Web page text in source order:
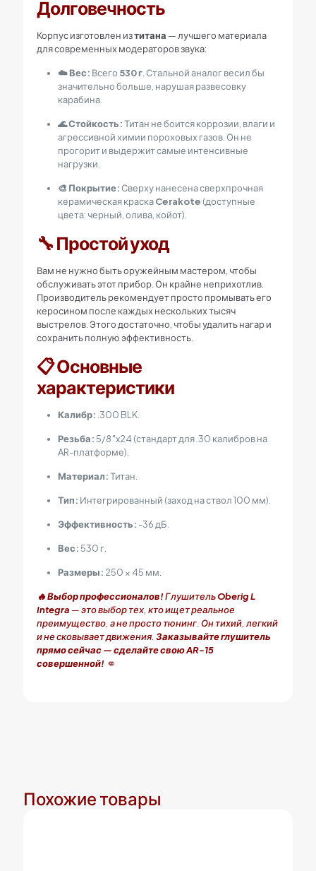
Долговечность
Корпус изготовлен изтитана — лучшего материала
для современных модераторов звука:
☁️ Вес: Всего 530 г. Стальной аналог весил бы
значительно больше, нарушая развесовку
карабина.
🌊 Стойкость:Титан не боится коррозии, влаги и
агрессивной химии пороховых газов. Он не
прогорит и выдержит самые интенсивные
нагрузки.
🎨 Покрытие:Сверху нанесена сверхпрочная
керамическая краскаCerakote (доступные
цвета: черный, олива, койот).
🔧 Простой уход
Вам не нужно быть оружейным мастером, чтобы
обслуживать этот прибор. Он крайне неприхотлив.
Производитель рекомендует просто промывать его
керосином после каждых нескольких тысяч
выстрелов. Этого достаточно, чтобы удалить нагар и
сохранить полную эффективность.
📋 Основные
характеристики
Калибр: .300 BLK.
Резьба:5/8″x24 (стандарт для .30 калибров на
AR-платформе).
Материал:Титан.
Тип: Интегрированный (заход на ствол 100 мм).
Эффективность: -36 дБ.
Вес:530 г.
Размеры: 250 × 45 мм.
🔥 Выбор профессионалов!ГлушительOberig L
Integra — это выбор тех, кто ищет реальное
преимущество, а не просто тюнинг. Он тихий, легкий
и не сковывает движения. Заказывайте глушитель
прямо сейчас — сделайте свою AR-15
совершенной! 👊
Похожие товары